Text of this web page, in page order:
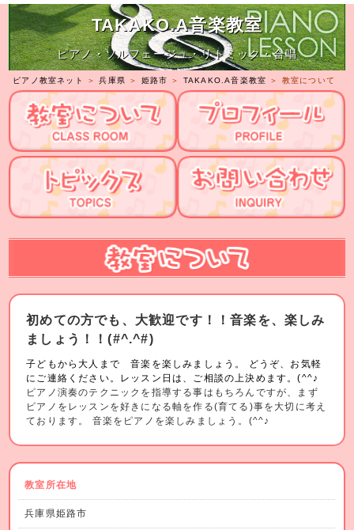
TAKAKO.A音楽教室
ピアノ・ソルフェージュ・リトミック・合唱
ピアノ教室ネット ＞兵庫県 ＞ 姫路市 ＞ TAKAKO.A音楽教室 ＞ 教室について
初めての方でも、大歓迎です！！音楽を、楽しみ
ましょう！！(#^.^#)
子どもから大人まで 音楽を楽しみましょう。 どうぞ、お気軽
にご連絡ください。レッスン日は、ご相談の上決めます。(^^♪
ピアノ演奏のテクニックを指導する事はもちろんですが、まず
ピアノをレッスンを好きになる軸を作る(育てる)事を大切に考え
ております。 音楽をピアノを楽しみましょう。(^^♪
教室所在地
兵庫県姫路市